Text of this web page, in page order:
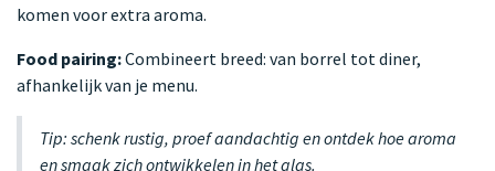
komen voor extra aroma.
Food pairing:Combineert breed: van borrel tot diner,
afhankelijk van je menu.
Tip: schenk rustig, proef aandachtig en ontdek hoe aroma
en smaak zich ontwikkelen in het glas.